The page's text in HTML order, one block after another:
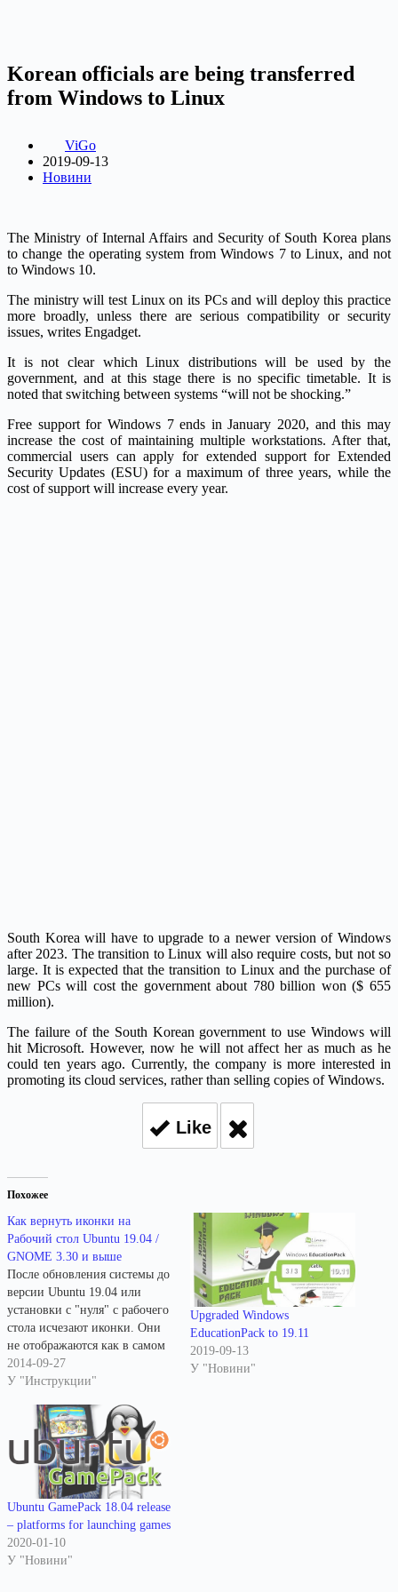
Korean officials are being transferred
from Windows to Linux
ViGo
2019-09-13
Новини
The Ministry of Internal Affairs and Security of South Korea plans
to change the operating system from Windows 7 to Linux, and not
to Windows 10.
The ministry will test Linux on its PCs and will deploy this practice
more broadly, unless there are serious compatibility or security
issues, writes Engadget.
It is not clear which Linux distributions will be used by the
government, and at this stage there is no specific timetable. It is
noted that switching between systems “will not be shocking.”
Free support for Windows 7 ends in January 2020, and this may
increase the cost of maintaining multiple workstations. After that,
commercial users can apply for extended support for Extended
Security Updates (ESU) for a maximum of three years, while the
cost of support will increase every year.
South Korea will have to upgrade to a newer version of Windows
after 2023. The transition to Linux will also require costs, but not so
large. It is expected that the transition to Linux and the purchase of
new PCs will cost the government about 780 billion won ($ 655
million).
The failure of the South Korean government to use Windows will
hit Microsoft. However, now he will not affect her as much as he
could ten years ago. Currently, the company is more interested in
promoting its cloud services, rather than selling copies of Windows.
Like
Похожее
Как вернуть иконки на
Рабочий стол Ubuntu 19.04 /
GNOME 3.30 и выше
После обновления системы до
версии Ubuntu 19.04 или
установки с "нуля" с рабочего
стола исчезают иконки. Они
не отображаются как в самом
GNOME, так и в GNOME
Classic и в GNOME
отображения иконок на
рабочем столе убрана из
Nautilus 3.30, который
отвечает за это. Существует
минимум три варианта…
2014-09-27
У "Инструкции"
Upgraded Windows
EducationPack to 19.11
2019-09-13
У "Новини"
Ubuntu GamePack 18.04 release
– platforms for launching games
2020-01-10
У "Новини"